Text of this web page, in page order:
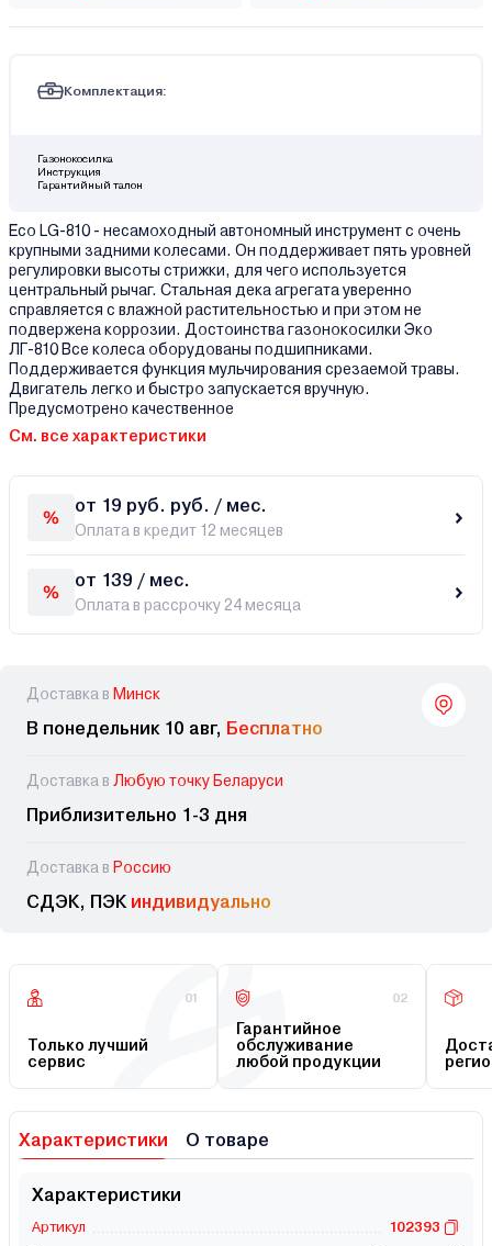
Комплектация:
Газонокосилка
Инструкция
Гарантийный талон
Eco LG-810 - несамоходный автономный инструмент с очень
крупными задними колесами. Он поддерживает пять уровней
регулировки высоты стрижки, для чего используется
центральный рычаг. Стальная дека агрегата уверенно
справляется с влажной растительностью и при этом не
подвержена коррозии. Достоинства газонокосилки Эко
ЛГ-810 Все колеса оборудованы подшипниками.
Поддерживается функция мульчирования срезаемой травы.
Двигатель легко и быстро запускается вручную.
Предусмотрено качественное
См. все характеристики
от 19 руб. руб. / мес.
Оплата в кредит 12 месяцев
от 139 / мес.
Оплата в рассрочку 24 месяца
Доставка в Минск
В понедельник 10 авг, Бесплатно
Доставка в Любую точку Беларуси
Приблизительно 1-3 дня
Доставка в Россию
СДЭК, ПЭК индивидуально
01
Только лучший
сервис
02
Гарантийное
обслуживание
любой продукции
Характеристики О товаре
Характеристики
Артикул
102393